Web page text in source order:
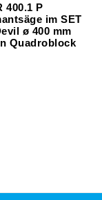
400.1 P
im SET
ø 400 mm
Quadroblock